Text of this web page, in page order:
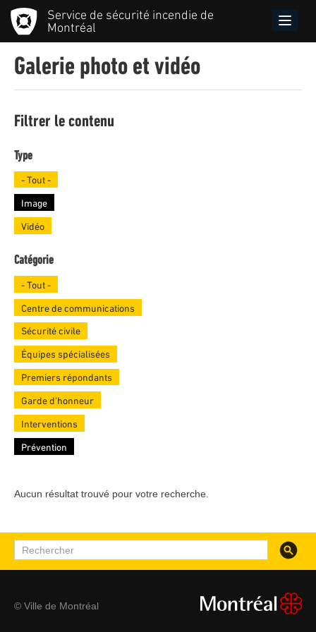
Aller
au
contenu
Service de sécurité incendie de
Montréal
Toggle
Galerie photo et vidéo
Filtrer le contenu
Type
- Tout -
Image
Vidéo
Catégorie
- Tout -
Centre de communications
Sécurité civile
Équipes spécialisées
Premiers répondants
Garde d’honneur
Interventions
Prévention
Aucun résultat trouvé pour votre recherche.
Rechercher
© Ville de Montréal